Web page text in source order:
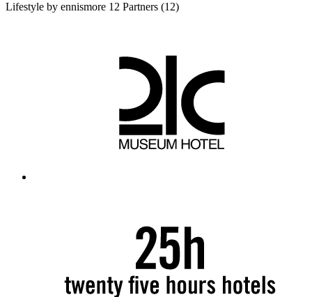
Lifestyle by ennismore 12 Partners (12)